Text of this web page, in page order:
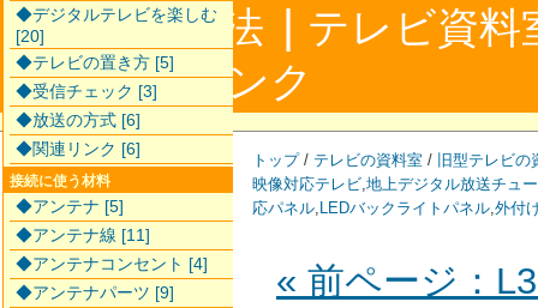
配線接続方法 | テレビ資料
合わせ|リンク
トップ/ テレビの資料室 / 旧型テレビの
映像対応テレビ,地上デジタル放送チュ
応パネル, LEDバックライトパネル,外付
« 前ページ：
◆デジタルテレビを楽しむ
[20]
◆テレビの置き方 [5]
◆受信チェック [3]
◆放送の方式 [6]
◆関連リンク [6]
接続に使う材料
◆アンテナ [5]
◆アンテナ線 [11]
◆アンテナコンセント [4]
◆アンテナパーツ [9]